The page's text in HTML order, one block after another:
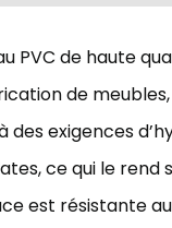
PVC de haute
de
des exigences
ce qui le rend
est résistante